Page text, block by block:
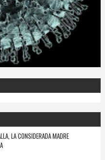
LA CONSIDERADA MADRE